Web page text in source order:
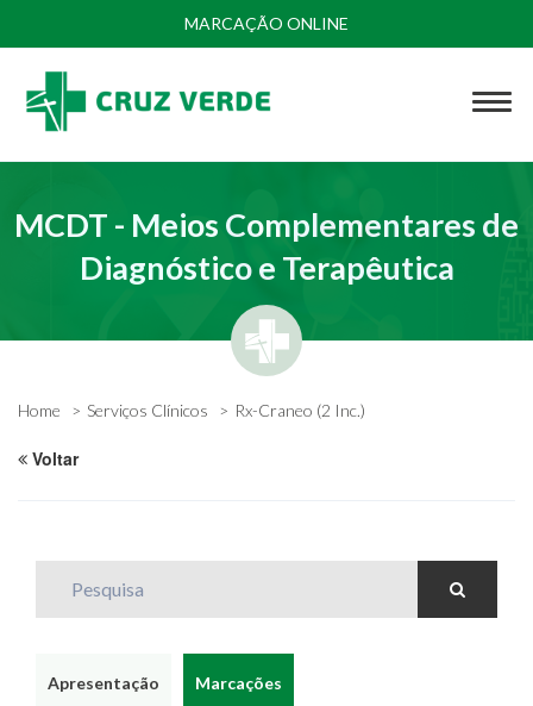
MARCAÇÃO ONLINE
MCDT - Meios Complementares de
Diagnóstico e Terapêutica
Home Serviços Clínicos Rx-Craneo (2 Inc.)
Voltar
Apresentação Marcações